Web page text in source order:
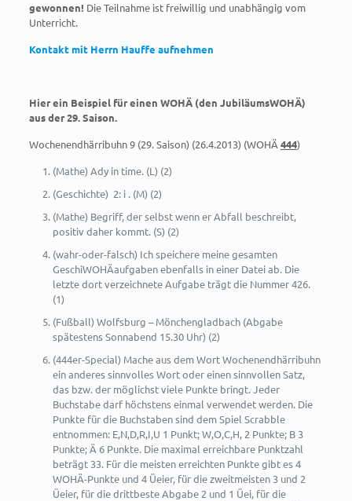
gewonnen! Die Teilnahme ist freiwillig und unabhängig vom
Unterricht.
Kontakt mit Herrn Hauffe aufnehmen
Hier ein Beispiel für einen WOHÄ (den JubiläumsWOHÄ)
aus der 29. Saison.
Wochenendhärribuhn 9 (29. Saison) (26.4.2013) (WOHÄ 444)
(Mathe) Ady in time. (L) (2)
(Geschichte) 2: i . (M) (2)
(Mathe) Begriff, der selbst wenn er Abfall beschreibt,
positiv daher kommt. (S) (2)
(wahr-oder-falsch) Ich speichere meine gesamten
GeschiWOHÄaufgaben ebenfalls in einer Datei ab. Die
letzte dort verzeichnete Aufgabe trägt die Nummer 426.
(1)
(Fußball) Wolfsburg – Mönchengladbach (Abgabe
spätestens Sonnabend 15.30 Uhr) (2)
(444er-Special) Mache aus dem Wort Wochenendhärribuhn
ein anderes sinnvolles Wort oder einen sinnvollen Satz,
das bzw. der möglichst viele Punkte bringt. Jeder
Buchstabe darf höchstens einmal verwendet werden. Die
Punkte für die Buchstaben sind dem Spiel Scrabble
entnommen: E,N,D,R,I,U 1 Punkt; W,O,C,H, 2 Punkte; B 3
Punkte; Ä 6 Punkte. Die maximal erreichbare Punktzahl
beträgt 33. Für die meisten erreichten Punkte gibt es 4
WOHÄ-Punkte und 4 Üeier, für die zweitmeisten 3 und 2
Üeier, für die drittbeste Abgabe 2 und 1 Üei, für die